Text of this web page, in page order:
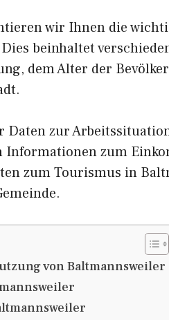
wir Ihnen die
beinhaltet
dem Alter der
Daten zur
Informationen zum
zum Tourismus in
von Baltmannsweiler